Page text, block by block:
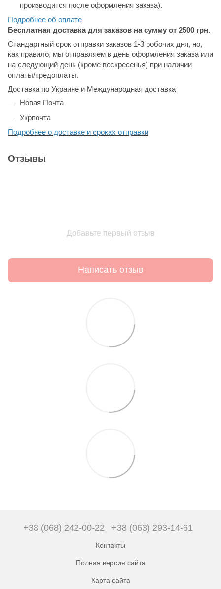
производится после оформления заказа).
Подробнее об оплате
Бесплатная доставка для заказов на сумму от 2500 грн.
Стандартный срок отправки заказов 1-3 робочих дня, но,
как правило, мы отправляем в день оформления заказа или
на следующий день (кроме воскресенья) при наличии
оплаты/предоплаты.
Доставка по Украине и Международная доставка
Новая Почта
Укрпочта
Подробнее о доставке и сроках отправки
Отзывы
Добавьте первый отзыв
Написать отзыв
+38 (068) 242-00-22 +38 (063) 293-14-61
Контакты
Полная версия сайта
Карта сайта